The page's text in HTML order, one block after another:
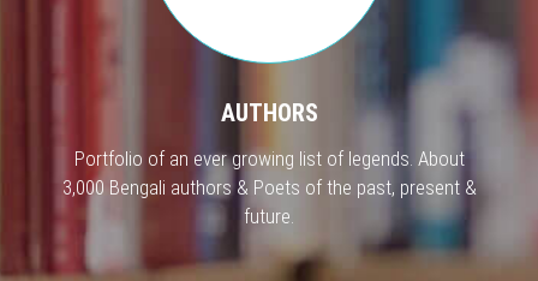
AUTHORS
Portfolio of an ever growing list of legends. About
3,000 Bengali authors & Poets of the past, present &
future.